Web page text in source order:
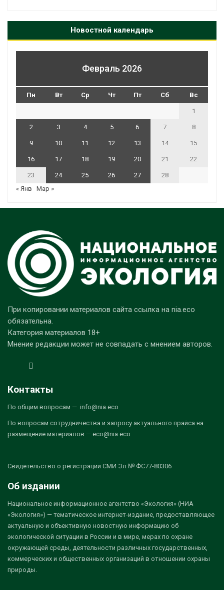
Новостной календарь
Февраль 2026
Пн Вт Ср Чт Пт Сб Вс
1
2 3 4 5 6 7 8
9 10 11 12 13 14 15
16 17 18 19 20 21 22
23 24 25 26 27
28
« Янв
Мар »
При копировании материалов сайта ссылка на nia.eco
обязательна.
Категория материалов 18+
Мнение редакции может не совпадать с мнением авторов.
Контакты
По общим вопросам — info@nia.eco
По вопросам сотрудничества и запросу актуального прайса на
размещение материалов — eco@nia.eco
Свидетельство о регистрации СМИ Эл № ФС77-80306
Об издании
Национальное информационное агентство «Экология» (НИА
«Экология») — тематическое интернет-издание, предоставляющее
актуальную и объективную новостную информацию об
экологической ситуации в России и в мире, мерах по охране
окружающей среды, деятельности различных государственных,
коммерческих и общественных организаций в отношении охраны
природы.